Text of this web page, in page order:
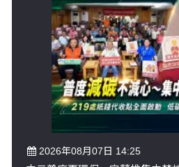
2026年08月07日 14:25